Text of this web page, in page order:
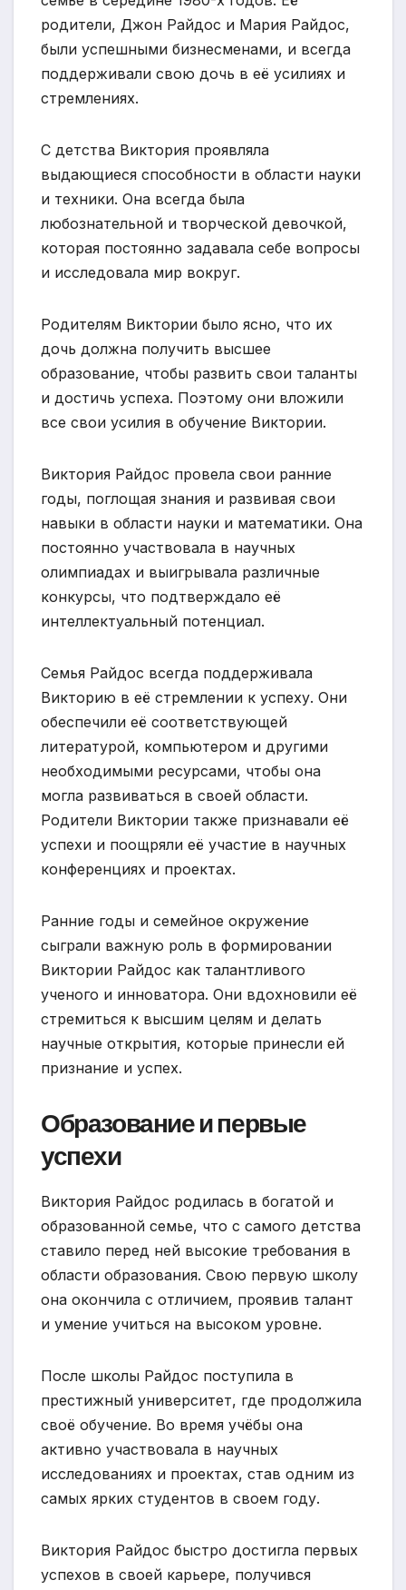
родители, Джон Райдос и Мария Райдос,
были успешными бизнесменами, и всегда
поддерживали свою дочь в её усилиях и
стремлениях.
С детства Виктория проявляла
выдающиеся способности в области науки
и техники. Она всегда была
любознательной и творческой девочкой,
которая постоянно задавала себе вопросы
и исследовала мир вокруг.
Родителям Виктории было ясно, что их
дочь должна получить высшее
образование, чтобы развить свои таланты
и достичь успеха. Поэтому они вложили
все свои усилия в обучение Виктории.
Виктория Райдос провела свои ранние
годы, поглощая знания и развивая свои
навыки в области науки и математики. Она
постоянно участвовала в научных
олимпиадах и выигрывала различные
конкурсы, что подтверждало её
интеллектуальный потенциал.
Семья Райдос всегда поддерживала
Викторию в её стремлении к успеху. Они
обеспечили её соответствующей
литературой, компьютером и другими
необходимыми ресурсами, чтобы она
могла развиваться в своей области.
Родители Виктории также признавали её
успехи и поощряли её участие в научных
конференциях и проектах.
Ранние годы и семейное окружение
сыграли важную роль в формировании
Виктории Райдос как талантливого
ученого и инноватора. Они вдохновили её
стремиться к высшим целям и делать
научные открытия, которые принесли ей
признание и успех.
Образование и первые
успехи
Виктория Райдос родилась в богатой и
образованной семье, что с самого детства
ставило перед ней высокие требования в
области образования. Свою первую школу
она окончила с отличием, проявив талант
и умение учиться на высоком уровне.
После школы Райдос поступила в
престижный университет, где продолжила
своё обучение. Во время учёбы она
активно участвовала в научных
исследованиях и проектах, став одним из
самых ярких студентов в своем году.
Виктория Райдос быстро достигла первых
успехов в своей карьере, получився